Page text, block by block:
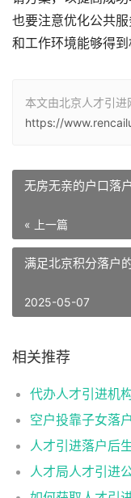
也要注意优化公共
和工作环境能够得到
本文由北京人才引进
https://
无房无亲的户口落
« 上一篇
满足北京积分落户
2025-05-07
相关推荐
代办人才引进机
空户投靠子女落
人才引进落户后
人才局人才引进